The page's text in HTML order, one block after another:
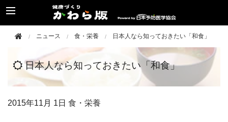
ニュース 食・栄養 日本人なら知っておきたい「和食」
日本人なら知っておきたい「和食」
2015年11月 1日 食・栄養